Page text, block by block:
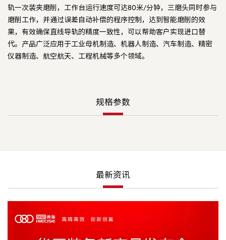
轨一次装夹磨削，工作台运行速度可达80米/分钟，三磨头同时参与
磨削工作，并通过误差自动补偿的程序控制，达到智能磨削的效
果，有效确保直线导轨的精度一致性，可以帮助客户实现进口替
代。产品广泛应用于工业母机制造、机器人制造、汽车制造、精密
仪器制造、航空航天、工程机械等多个领域。
规格参数
最新资讯